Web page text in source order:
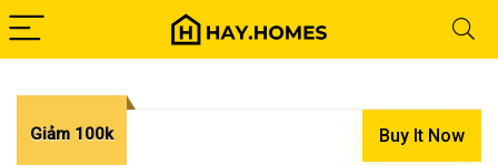
Giảm 100k Buy It Now